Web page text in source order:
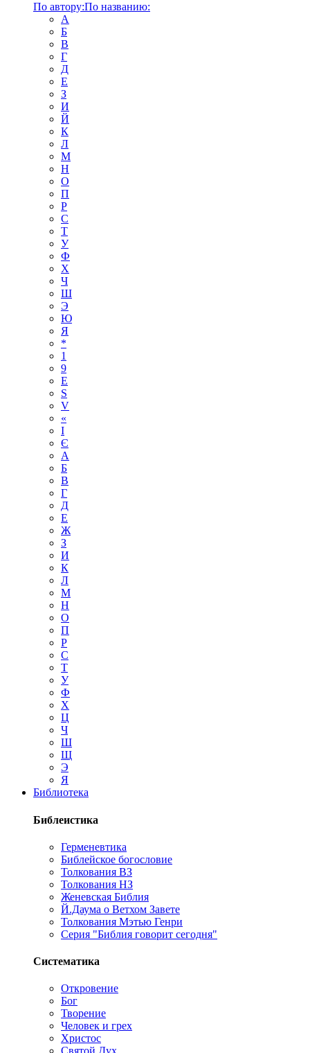
По автору:По названию:
А
Б
В
Г
Д
Е
З
И
Й
К
Л
М
Н
О
П
Р
С
Т
У
Ф
Х
Ч
Ш
Э
Ю
Я
*
1
9
E
S
V
«
І
Є
А
Б
В
Г
Д
Е
Ж
З
И
К
Л
М
Н
О
П
Р
С
Т
У
Ф
Х
Ц
Ч
Ш
Щ
Э
Я
Библиотека
Библеистика
Герменевтика
Библейское богословие
Толкования ВЗ
Толкования НЗ
Женевская Библия
Й.Даума о Ветхом Завете
Толкования Мэтью Генри
Серия "Библия говорит сегодня"
Систематика
Откровение
Бог
Творение
Человек и грех
Христос